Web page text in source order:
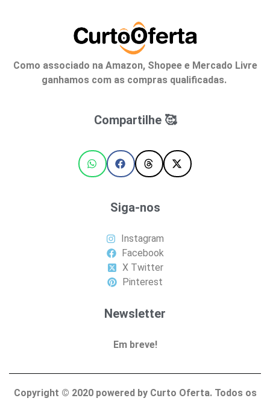
Como associado na Amazon, Shopee e Mercado Livre
ganhamos com as compras qualificadas.
Compartilhe 🥰
Siga-nos
Instagram
Facebook
X Twitter
Pinterest
Newsletter
Em breve!
Copyright © 2020powered by Curto Oferta. Todos os